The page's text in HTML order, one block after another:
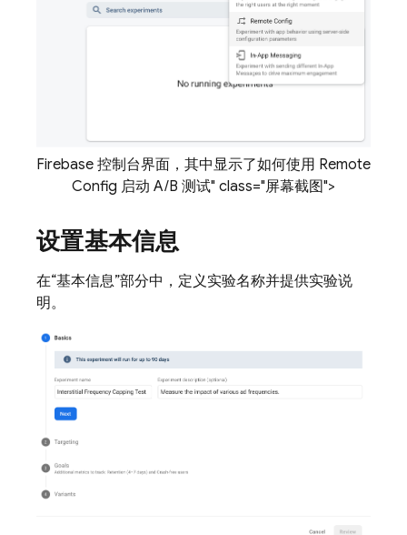
Firebase 控制台界面，其中显示了如何使用 Remote
Config 启动 A/B 测试" class="屏幕截图">
设置基本信息
在“基本信息”部分中，定义实验名称并提供实验说
明。